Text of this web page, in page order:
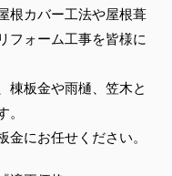
根カバー工法や屋根葺
フォーム工事を皆様に
棟板金や雨樋、笠木と
。
にお任せください。